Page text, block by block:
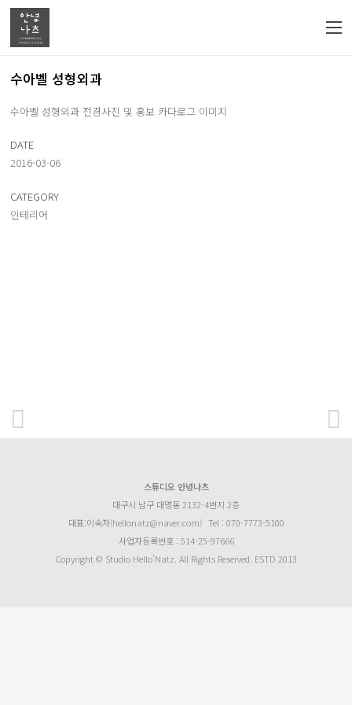
수아벨 성형외과
수아벨 성형외과 전경사진 및 홍보 카다로그 이미지
DATE
2016-03-06
CATEGORY
인테리어
스튜디오 안녕나츠
대구시 남구 대명동 2132-4번지 2층
대표:이숙자(hellonatz@naver.com) Tel : 070-7773-5100
사업자등록번호 : 514-25-97666
Copyright © Studio Hello’Natz. All Rights Reserved. ESTD 2013